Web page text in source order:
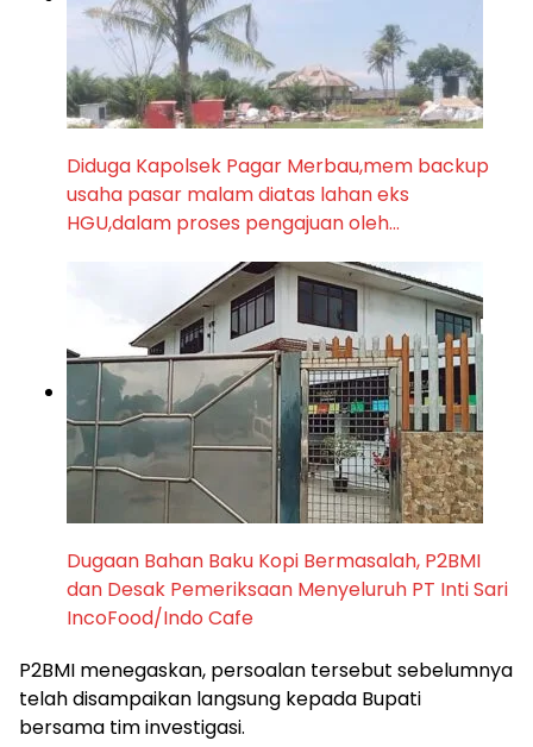
Diduga Kapolsek Pagar Merbau,mem backup
usaha pasar malam diatas lahan eks
HGU,dalam proses pengajuan oleh…
Dugaan Bahan Baku Kopi Bermasalah, P2BMI
dan Desak Pemeriksaan Menyeluruh PT Inti Sari
IncoFood/Indo Cafe
P2BMI menegaskan, persoalan tersebut sebelumnya
telah disampaikan langsung kepada Bupati
bersama tim investigasi.